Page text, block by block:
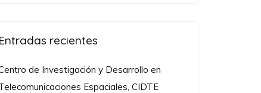
Entradas recientes
de Investigación y Desarrollo en
Espaciales, CIDTE